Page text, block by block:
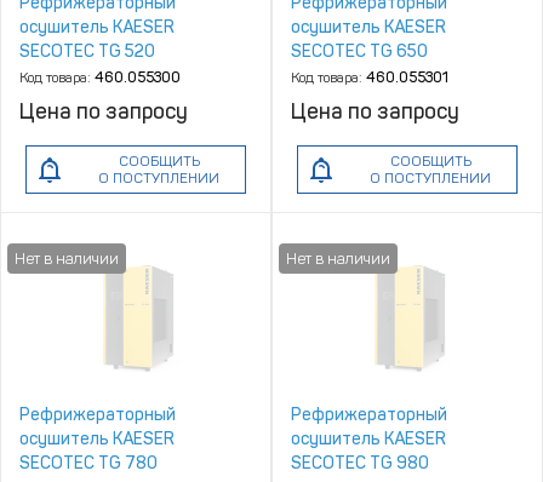
осушитель KAESER
SECOTEC TG 520
Код товара: 460.055300
Цена по запросу
СООБЩИТЬ
О ПОСТУПЛЕНИИ
осушитель KAESER
SECOTEC TG 650
Код товара: 460.055301
Цена по запросу
СООБЩИТЬ
О ПОСТУПЛЕНИИ
Рефрижераторный
осушитель KAESER
SECOTEC TG 780
Рефрижераторный
осушитель KAESER
SECOTEC TG 980